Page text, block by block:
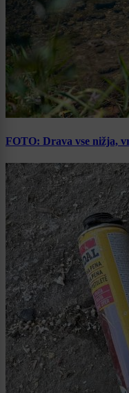
FOTO: Drava vse nižja,